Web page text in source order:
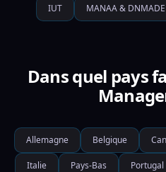
IUT MANAA & DNMADE
Dans quel pays
Allemagne Belgique
Italie Pays-Bas Portugal